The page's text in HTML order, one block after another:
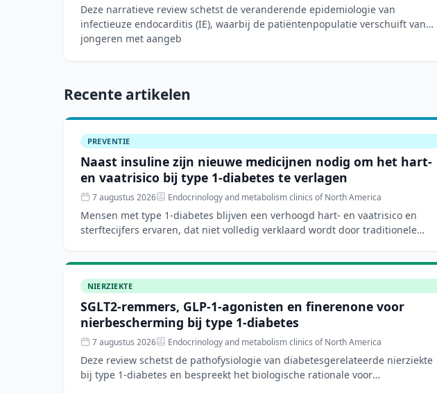
Deze narratieve review schetst de veranderende epidemiologie van
infectieuze endocarditis (IE), waarbij de patiëntenpopulatie verschuift van
jongeren met aangeb
Recente artikelen
PREVENTIE
Naast insuline zijn nieuwe medicijnen nodig om het hart-
en vaatrisico bij type 1-diabetes te verlagen
7 augustus 2026 Endocrinology and metabolism clinics of North America
Mensen met type 1-diabetes blijven een verhoogd hart- en vaatrisico en
sterftecijfers ervaren, dat niet volledig verklaard wordt door traditionele
NIERZIEKTE
SGLT2-remmers, GLP-1-agonisten en finerenone voor
nierbescherming bij type 1-diabetes
7 augustus 2026 Endocrinology and metabolism clinics of North America
Deze review schetst de pathofysiologie van diabetesgerelateerde nierziekte
bij type 1-diabetes en bespreekt het biologische rationale voor